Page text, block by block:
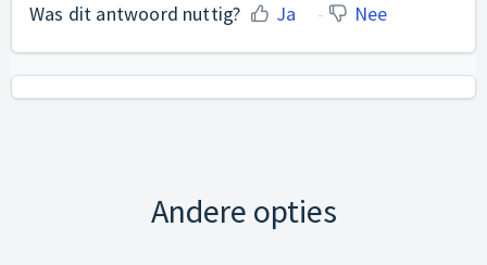
Was dit antwoord nuttig? Ja Nee
Andere opties